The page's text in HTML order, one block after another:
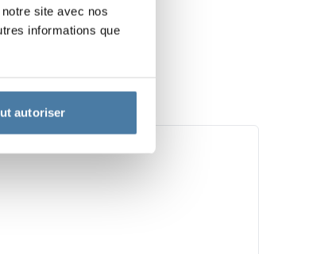
site avec nos
informations que
autoriser